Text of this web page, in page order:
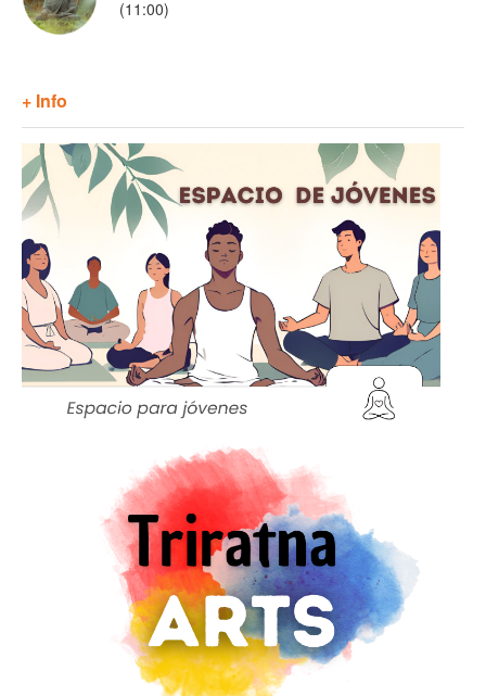
(11:00)
+ Info